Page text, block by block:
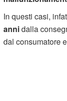
In questi casi,
annidalla
dal consumatore